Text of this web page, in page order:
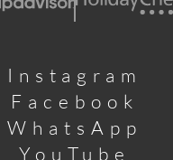
Instagram
Facebook
WhatsApp
YouTube